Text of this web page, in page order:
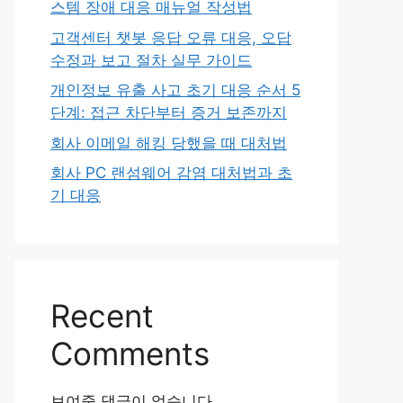
스템 장애 대응 매뉴얼 작성법
고객센터 챗봇 응답 오류 대응, 오답
수정과 보고 절차 실무 가이드
개인정보 유출 사고 초기 대응 순서 5
단계: 접근 차단부터 증거 보존까지
회사 이메일 해킹 당했을 때 대처법
회사 PC 랜섬웨어 감염 대처법과 초
기 대응
Recent
Comments